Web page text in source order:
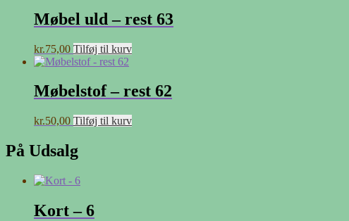
Møbel uld – rest 63
kr.75,00 Tilføj til kurv
Møbelstof – rest 62
kr.50,00 Tilføj til kurv
På Udsalg
Kort – 6